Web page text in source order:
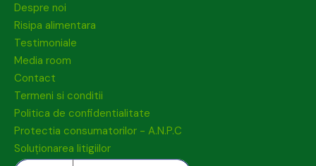
Despre noi
Risipa alimentara
Testimoniale
Media room
Contact
Termeni si conditii
Politica de confidentialitate
Protectia consumatorilor - A.N.P.C
Soluționarea litigiilor